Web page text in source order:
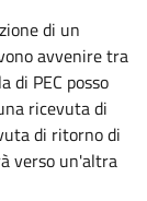
di un
avvenire tra
di PEC posso
ricevuta di
di ritorno di
verso un'altra